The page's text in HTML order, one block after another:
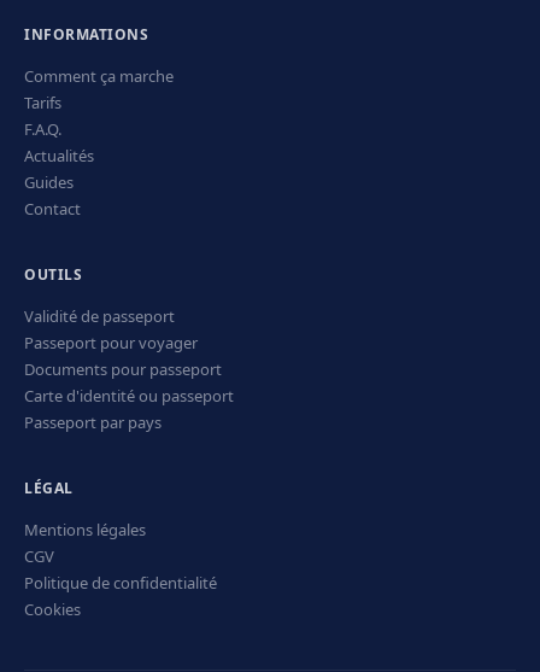
INFORMATIONS
Comment ça marche
Tarifs
F.A.Q.
Actualités
Guides
Contact
OUTILS
Validité de passeport
Passeport pour voyager
Documents pour passeport
Carte d'identité ou passeport
Passeport par pays
LÉGAL
Mentions légales
CGV
Politique de confidentialité
Cookies